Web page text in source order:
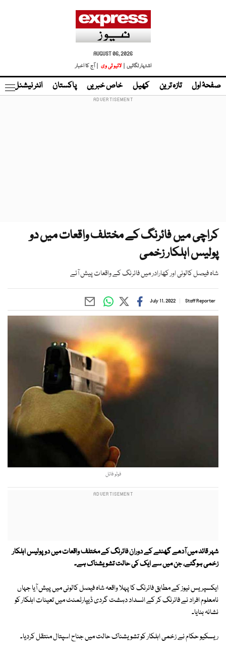
AUGUST 06, 2026
اشتہار لگائیں |
لائیو ٹی وی | آج کا اخبار
صفحۂ اول تازہ ترین کھیل خاص خبریں پاکستان انٹر نیشنل
کراچی میں فائرنگ کے مختلف واقعات میں دو
پولیس اہلکار زخمی
شاہ فیصل کالونی اور کھارادر میں فائرنگ کے واقعات پیش آئے
Staff Reporter
July 11, 2022
فوٹو فائل
شہر قائد میں آدھے گھنٹے کے دوران فائرنگ کے مختلف واقعات میں دو پولیس اہلکار
زخمی ہوگئے، جن میں سے ایک کی حالت تشویشناک ہے۔
ایکسپریس نیوز کے مطابق فائرنگ کا پہلا واقعہ شاہ فیصل کالونی میں پیش آیا جہاں
نامعلوم افراد نے فائرنگ کر کے انسداد دہشت گردی ڈیپارٹمنٹ میں تعینات اہلکار کو
نشانہ بنایا۔
ریسکیو حکام نے زخمی اہلکار کو تشویشناک حالت میں جناح اسپتال منتقل کردیا۔